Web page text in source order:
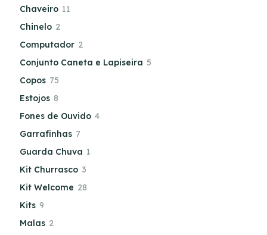
Chaveiro 11
Chinelo 2
Computador 2
Conjunto Caneta e Lapiseira 5
Copos 75
Estojos 8
Fones de Ouvido 4
Garrafinhas 7
Guarda Chuva 1
Kit Churrasco 3
Kit Welcome 28
Kits 9
Malas 2